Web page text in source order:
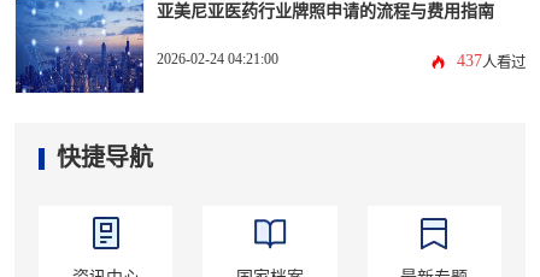
亚美尼亚医药行业牌照申请的流程与费用指南
2026-02-24 04:21:00 437人看过
快捷导航